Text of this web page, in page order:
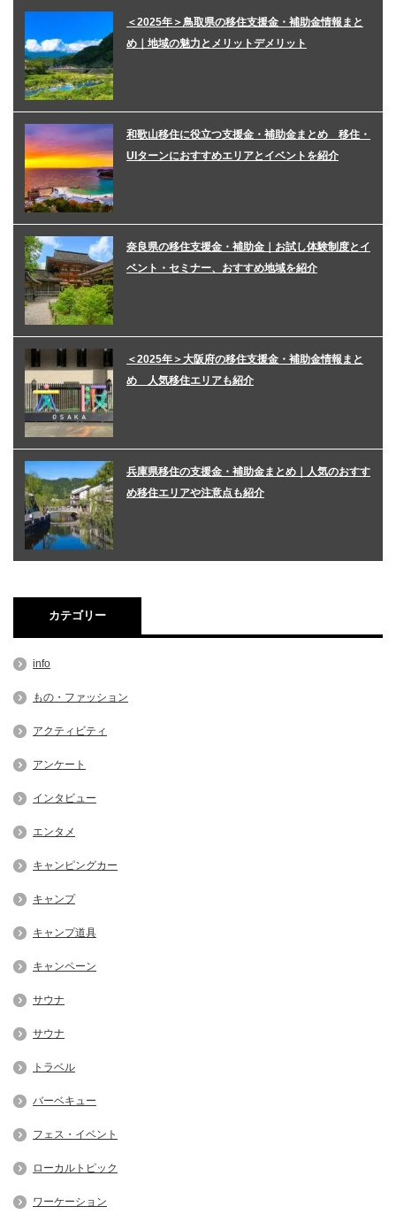
＜2025年＞鳥取県の移住支援金・補助金情報まと
め｜地域の魅力とメリットデメリット
和歌山移住に役立つ支援金・補助金まとめ 移住・
UIターンにおすすめエリアとイベントを紹介
奈良県の移住支援金・補助金｜お試し体験制度とイ
ベント・セミナー、おすすめ地域を紹介
＜2025年＞大阪府の移住支援金・補助金情報まと
め 人気移住エリアも紹介
兵庫県移住の支援金・補助金まとめ｜人気のおすす
め移住エリアや注意点も紹介
カテゴリー
info
もの・ファッション
アクティビティ
アンケート
インタビュー
エンタメ
キャンピングカー
キャンプ
キャンプ道具
キャンペーン
サウナ
サウナ
トラベル
バーベキュー
フェス・イベント
ローカルトピック
ワーケーション